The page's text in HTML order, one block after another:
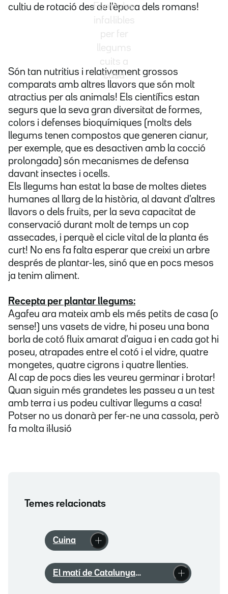
cultiu de rotació des de l'època dels romans!
Fórmules
infal·libles
per fer
llegums
cuits a
casa
Són tan nutritius i relativament grossos
comparats amb altres llavors que són molt
atractius per als animals! Els científics estan
segurs que la seva gran diversitat de formes,
colors i defenses bioquímiques (molts dels
llegums tenen compostos que generen cianur,
per exemple, que es desactiven amb la cocció
prolongada) són mecanismes de defensa
davant insectes i ocells.
Els llegums han estat la base de moltes dietes
humanes al llarg de la història, al davant d'altres
llavors o dels fruits, per la seva capacitat de
conservació durant molt de temps un cop
assecades, i perquè el cicle vital de la planta és
curt! No ens fa falta esperar que creixi un arbre
després de plantar-les, sinó que en pocs mesos
ja tenim aliment.
Recepta per plantar llegums:
Agafeu ara mateix amb els més petits de casa (o
sense!) uns vasets de vidre, hi poseu una bona
borla de cotó fluix amarat d'aigua i en cada got hi
poseu, atrapades entre el cotó i el vidre, quatre
mongetes, quatre cigrons i quatre llenties.
Al cap de pocs dies les veureu germinar i brotar!
Quan siguin més grandetes les passeu a un test
amb terra i us podeu cultivar llegums a casa!
Potser no us donarà per fer-ne una cassola, però
fa molta il·lusió
Temes relacionats
Cuina
El matí de Catalunya
Ràdio